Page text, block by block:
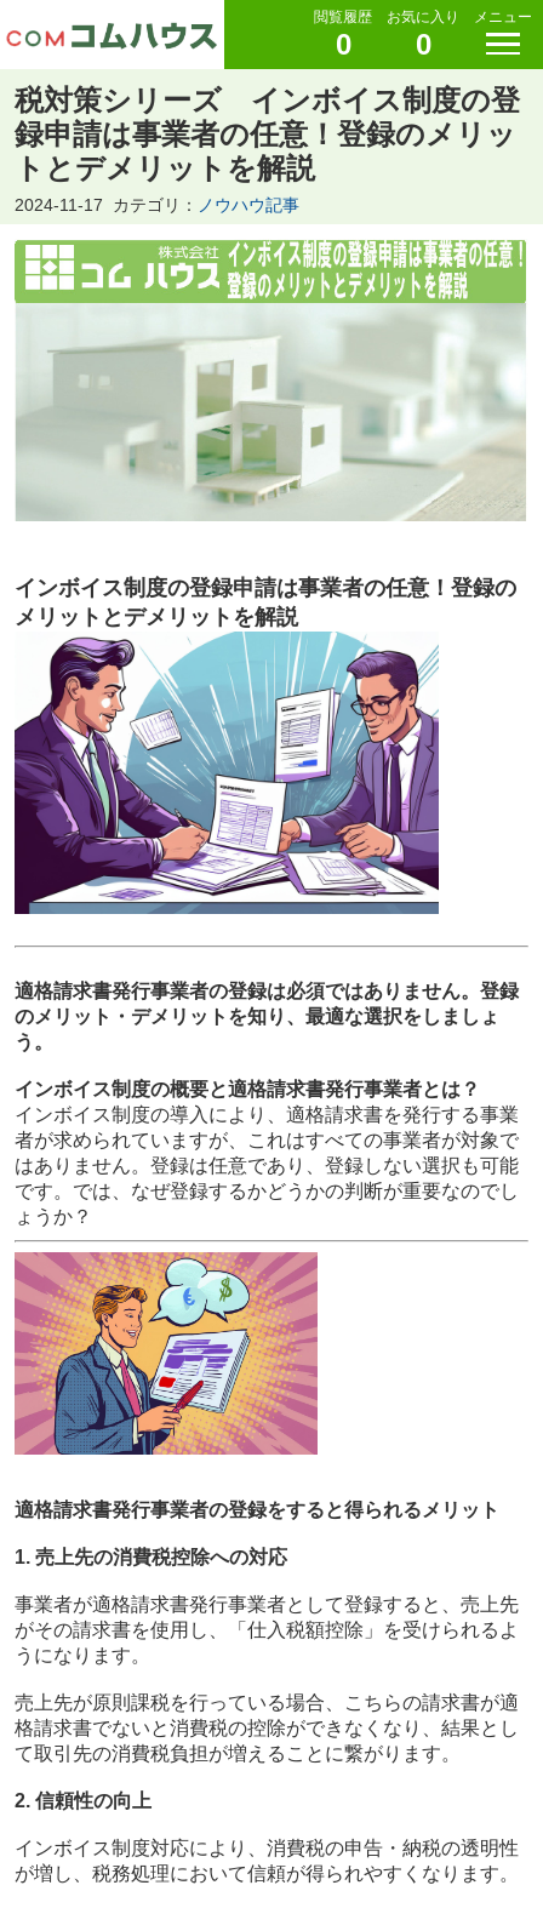
閲覧履歴
0
お気に入り
0
メニュー
税対策シリーズ インボイス制度の登
録申請は事業者の任意！登録のメリッ
トとデメリットを解説
2024-11-17 カテゴリ： ノウハウ記事
インボイス制度の登録申請は事業者の任意！登録の
メリットとデメリットを解説
適格請求書発行事業者の登録は必須ではありません。登録
のメリット・デメリットを知り、最適な選択をしましょ
う。
インボイス制度の概要と適格請求書発行事業者とは？
インボイス制度の導入により、適格請求書を発行する事業
者が求められていますが、これはすべての事業者が対象で
はありません。登録は任意であり、登録しない選択も可能
です。では、なぜ登録するかどうかの判断が重要なのでし
ょうか？
適格請求書発行事業者の登録をすると得られるメリット
1. 売上先の消費税控除への対応
事業者が適格請求書発行事業者として登録すると、売上先
がその請求書を使用し、「仕入税額控除」を受けられるよ
うになります。
売上先が原則課税を行っている場合、こちらの請求書が適
格請求書でないと消費税の控除ができなくなり、結果とし
て取引先の消費税負担が増えることに繋がります。
2. 信頼性の向上
インボイス制度対応により、消費税の申告・納税の透明性
が増し、税務処理において信頼が得られやすくなります。